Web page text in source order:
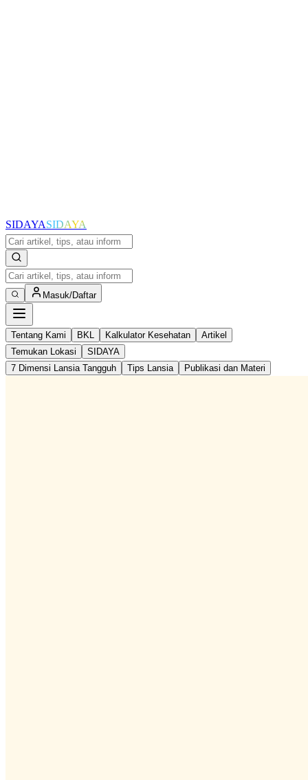
SIDAYASIDAYA
Masuk/Daftar
Tentang Kami BKL Kalkulator Kesehatan
Artikel
Temukan Lokasi
SIDAYA
7 Dimensi Lansia Tangguh
Tips Lansia Publikasi dan Materi